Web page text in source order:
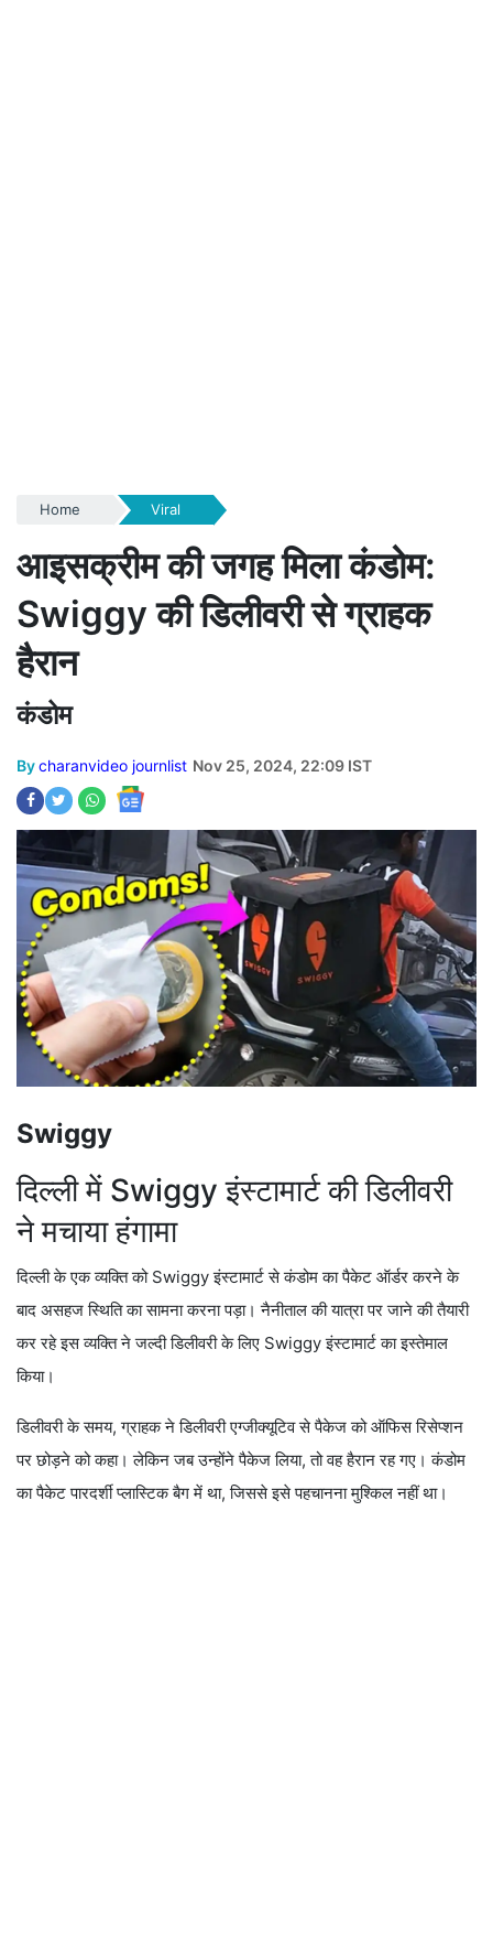
Home Viral
आइसक्रीम की जगह मिला कंडोम:
Swiggy की डिलीवरी से ग्राहक
हैरान
कंडोम
Bycharanvideo journlist Nov 25, 2024, 22:09 IST
Swiggy
दिल्ली में Swiggy इंस्टामार्ट की डिलीवरी
ने मचाया हंगामा
दिल्ली के एक व्यक्ति को Swiggy इंस्टामार्ट से कंडोम का पैकेट ऑर्डर करने के
बाद असहज स्थिति का सामना करना पड़ा। नैनीताल की यात्रा पर जाने की तैयारी
कर रहे इस व्यक्ति ने जल्दी डिलीवरी के लिए Swiggy इंस्टामार्ट का इस्तेमाल
किया।
डिलीवरी के समय, ग्राहक ने डिलीवरी एग्जीक्यूटिव से पैकेज को ऑफिस रिसेप्शन
पर छोड़ने को कहा। लेकिन जब उन्होंने पैकेज लिया, तो वह हैरान रह गए। कंडोम
का पैकेट पारदर्शी प्लास्टिक बैग में था, जिससे इसे पहचानना मुश्किल नहीं था।